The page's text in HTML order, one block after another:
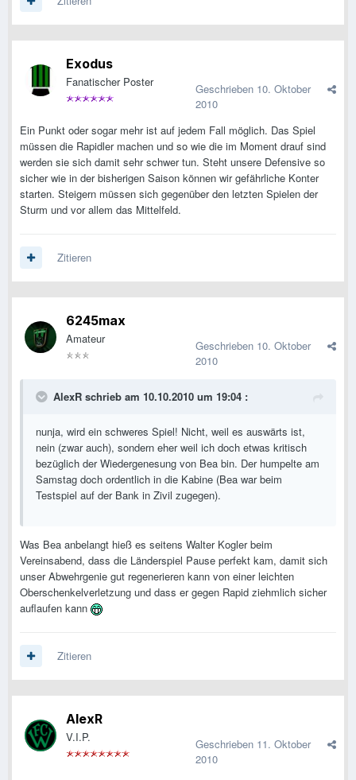
Exodus
Fanatischer Poster Geschrieben 10. Oktober
2010
Ein Punkt oder sogar mehr ist auf jedem Fall möglich. Das Spiel
müssen die Rapidler machen und so wie die im Moment drauf sind
werden sie sich damit sehr schwer tun. Steht unsere Defensive so
sicher wie in der bisherigen Saison können wir gefährliche Konter
starten. Steigern müssen sich gegenüber den letzten Spielen der
Sturm und vor allem das Mittelfeld.
Zitieren
6245max
Amateur Geschrieben 10. Oktober
2010
AlexR schrieb am 10.10.2010 um 19:04 :
nunja, wird ein schweres Spiel! Nicht, weil es auswärts ist,
nein (zwar auch), sondern eher weil ich doch etwas kritisch
bezüglich der Wiedergenesung von Bea bin. Der humpelte am
Samstag doch ordentlich in die Kabine (Bea war beim
Testspiel auf der Bank in Zivil zugegen).
Was Bea anbelangt hieß es seitens Walter Kogler beim
Vereinsabend, dass die Länderspiel Pause perfekt kam, damit sich
unser Abwehrgenie gut regenerieren kann von einer leichten
Oberschenkelverletzung und dass er gegen Rapid ziehmlich sicher
auflaufen kann
Zitieren
AlexR
V.I.P. Geschrieben 11. Oktober
2010